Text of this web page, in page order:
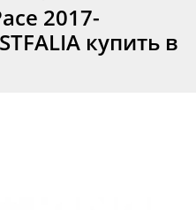
2017-
купить в